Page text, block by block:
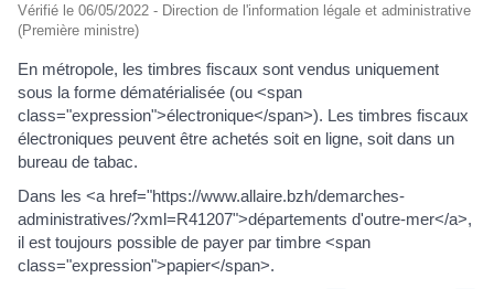
Vérifié le 06/05/2022 - Direction de l'information légale et administrative
(Première ministre)
En métropole, les timbres fiscaux sont vendus uniquement
sous la forme dématérialisée (ou <span
class="expression">électronique</span>). Les timbres fiscaux
électroniques peuvent être achetés soit en ligne, soit dans un
bureau de tabac.
Dans les <a href="https://www.allaire.bzh/demarches-
administratives/?xml=R41207">départements d'outre-mer</a>,
il est toujours possible de payer par timbre <span
class="expression">papier</span>.